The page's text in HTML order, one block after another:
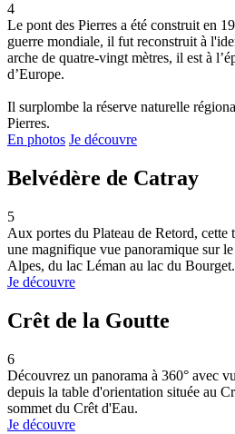
4
Le pont des Pierres a été construit en
guerre mondiale, il fut reconstruit à
arche de quatre-vingt mètres, il est à
d’Europe.
Il surplombe la réserve naturelle
Pierres.
En photos Je découvre
Belvédère de Catray
5
Aux portes du Plateau de Retord,
une magnifique vue panoramique sur
Alpes, du lac Léman au lac du Bourget.
Je découvre
Crêt de la Goutte
6
Découvrez un panorama à 360° avec
depuis la table d'orientation située au
sommet du Crêt d'Eau.
Je découvre